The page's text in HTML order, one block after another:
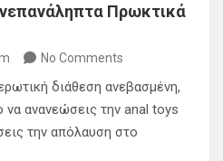
Πρωκτικά
No Comments
διάθεση ανεβασμένη,
να ανανεώσεις την anal toys
την απόλαυση στο